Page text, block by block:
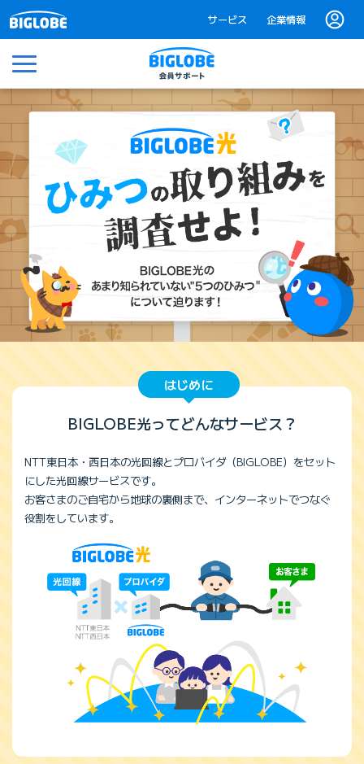
サービス 企業情報
メニュー
BIGLOBE光ってどんなサービス？
NTT東日本・西日本の光回線とプロバイダ（BIGLOBE）をセット
にした光回線サービスです。
お客さまのご自宅から地球の裏側まで、インターネットでつなぐ
役割をしています。
はじめに